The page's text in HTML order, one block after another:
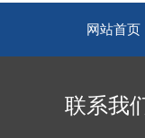
网站首页
联系我